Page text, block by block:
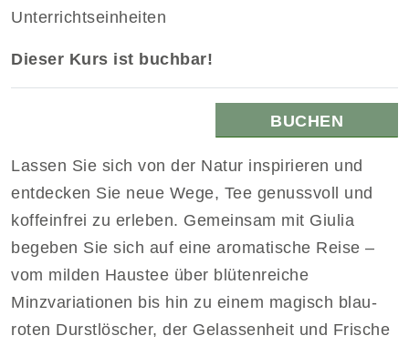
Unterrichtseinheiten
Dieser Kurs ist buchbar!
BUCHEN
Lassen Sie sich von der Natur inspirieren und
entdecken Sie neue Wege, Tee genussvoll und
koffeinfrei zu erleben. Gemeinsam mit Giulia
begeben Sie sich auf eine aromatische Reise –
vom milden Haustee über blütenreiche
Minzvariationen bis hin zu einem magisch blau-
roten Durstlöscher, der Gelassenheit und Frische